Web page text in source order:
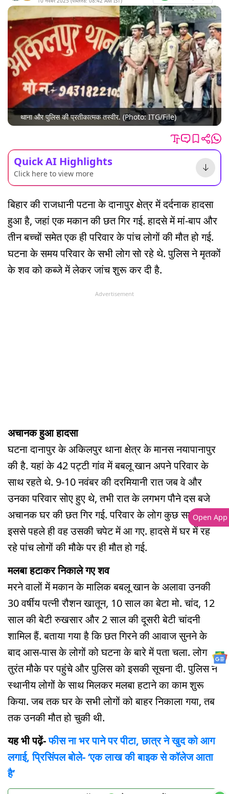
थाना और पुलिस की प्रतीकात्मक तस्वीर. (Photo: ITG/File)
Quick AI Highlights
Click here to view more
बिहार की राजधानी पटना के दानापुर क्षेत्र में दर्दनाक हादसा
हुआ है, जहां एक मकान की छत गिर गई. हादसे में मां-बाप और
तीन बच्चों समेत एक ही परिवार के पांच लोगों की मौत हो गई.
घटना के समय परिवार के सभी लोग सो रहे थे. पुलिस ने मृतकों
के शव को कब्जे में लेकर जांच शुरू कर दी है.
Advertisement
अचानक हुआ हादसा
घटना दानापुर के अकिलपुर थाना क्षेत्र के मानस नयापानापुर
की है. यहां के 42 पट्टी गांव में बबलू खान अपने परिवार के
साथ रहते थे. 9-10 नवंबर की दरमियानी रात जब वे और
उनका परिवार सोए हुए थे, तभी रात के लगभग पौने दस बजे
अचानक घर की छत गिर गई. परिवार के लोग कुछ समझ पाते,
इससे पहले ही वह उसकी चपेट में आ गए. हादसे में घर में रह
रहे पांच लोगों की मौके पर ही मौत हो गई.
मलबा हटाकर निकाले गए शव
मरने वालों में मकान के मालिक बबलू खान के अलावा उनकी
30 वर्षीय पत्नी रौशन खातून, 10 साल का बेटा मो. चांद, 12
साल की बेटी रुखसार और 2 साल की दूसरी बेटी चांदनी
शामिल हैं. बताया गया है कि छत गिरने की आवाज सुनने के
बाद आस-पास के लोगों को घटना के बारे में पता चला. लोग
तुरंत मौके पर पहुंचे और पुलिस को इसकी सूचना दी. पुलिस ने
स्थानीय लोगों के साथ मिलकर मलबा हटाने का काम शुरू
किया. जब तक घर के सभी लोगों को बाहर निकाला गया, तब
तक उनकी मौत हो चुकी थी.
यह भी पढ़ें-फीस ना भर पाने पर पीटा, छात्र ने खुद को आग
लगाई, प्रिसिंपल बोले- ‘एक लाख की बाइक से कॉलेज आता
है’
Open App